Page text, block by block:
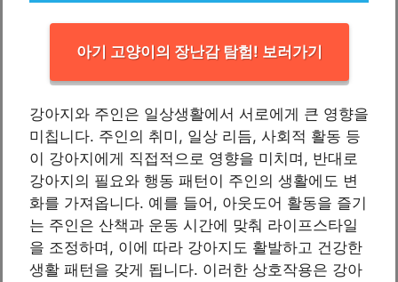
아기 고양이의 장난감 탐험! 보러가기
강아지와 주인은 일상생활에서 서로에게 큰 영향을
미칩니다. 주인의 취미, 일상 리듬, 사회적 활동 등
이 강아지에게 직접적으로 영향을 미치며, 반대로
강아지의 필요와 행동 패턴이 주인의 생활에도 변
화를 가져옵니다. 예를 들어, 아웃도어 활동을 즐기
는 주인은 산책과 운동 시간에 맞춰 라이프스타일
을 조정하며, 이에 따라 강아지도 활발하고 건강한
생활 패턴을 갖게 됩니다. 이러한 상호작용은 강아